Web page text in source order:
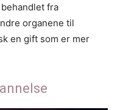
fra
organene til
en gift som er mer